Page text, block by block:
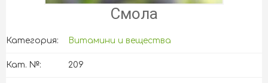
Смола
Категория: Витамини и вещества
Кат. №: 209